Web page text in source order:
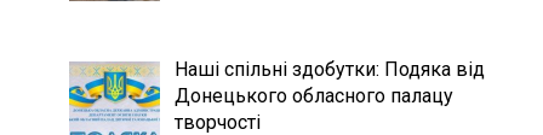
Наші спільні здобутки: Подяка від
Донецького обласного палацу
творчості